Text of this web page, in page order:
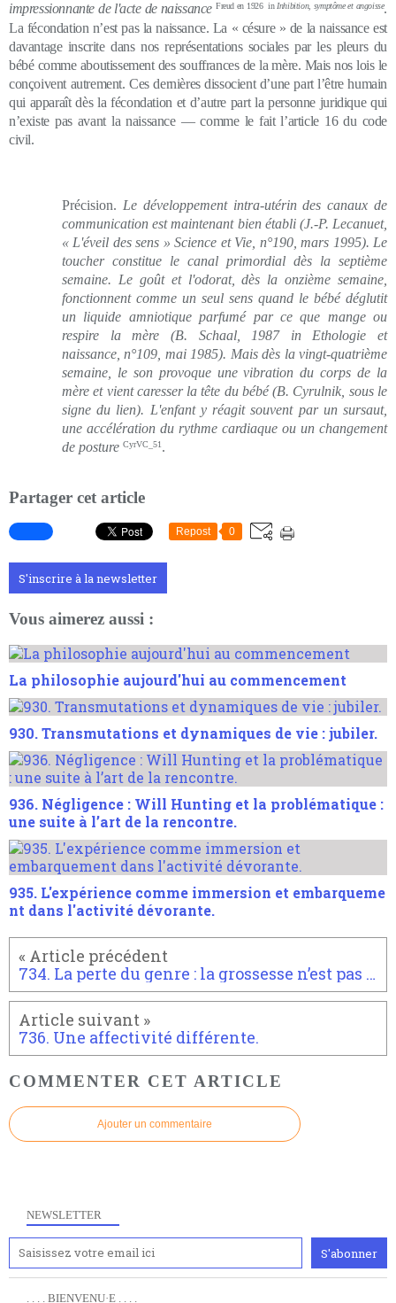
impressionnante de l'acte de naissance Freud en 1926 in Inhibition, symptôme et angoisse.
La fécondation n’est pas la naissance. La « césure » de la naissance est
davantage inscrite dans nos représentations sociales par les pleurs du
bébé comme aboutissement des souffrances de la mère. Mais nos lois le
conçoivent autrement. Ces dernières dissocient d’une part l’être humain
qui apparaît dès la fécondation et d’autre part la personne juridique qui
n’existe pas avant la naissance — comme le fait l’article 16 du code
civil.
Précision. Le développement intra-utérin des canaux de
communication est maintenant bien établi (J.-P. Lecanuet,
« L'éveil des sens » Science et Vie , n°190, mars 1995). Le
toucher constitue le canal primordial dès la septième
semaine. Le goût et l'odorat, dès la onzième semaine,
fonctionnent comme un seul sens quand le bébé déglutit
un liquide amniotique parfumé par ce que mange ou
respire la mère (B. Schaal, 1987 in Ethologie et
naissance, n°109, mai 1985). Mais dès la vingt-quatrième
semaine, le son provoque une vibration du corps de la
mère et vient caresser la tête du bébé (B. Cyrulnik, sous le
signe du lien). L'enfant y réagit souvent par un sursaut,
une accélération du rythme cardiaque ou un changement
de posture CyrVC_51 .
Partager cet article
Repost 0
S'inscrire à la newsletter
Vous aimerez aussi :
La philosophie aujourd'hui au commencement
930. Transmutations et dynamiques de vie : jubiler.
936. Négligence : Will Hunting et la problématique :
une suite à l’art de la rencontre.
935. L'expérience comme immersion et embarqueme
nt dans l'activité dévorante.
734. La perte du genre : la grossesse n’est pas la gestation.
736. Une affectivité différente.
COMMENTER CET ARTICLE
Ajouter un commentaire
NEWSLETTER
. . . . BIENVENU·E . . . .